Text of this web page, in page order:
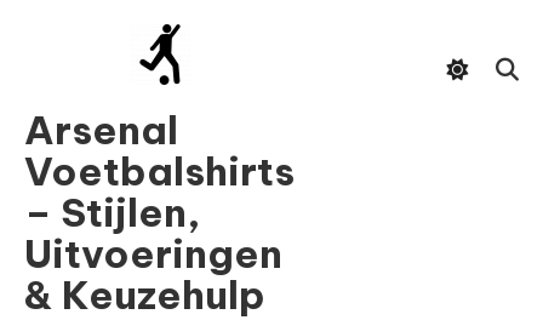
Arsenal
Voetbalshirts
– Stijlen,
Uitvoeringen
& Keuzehulp